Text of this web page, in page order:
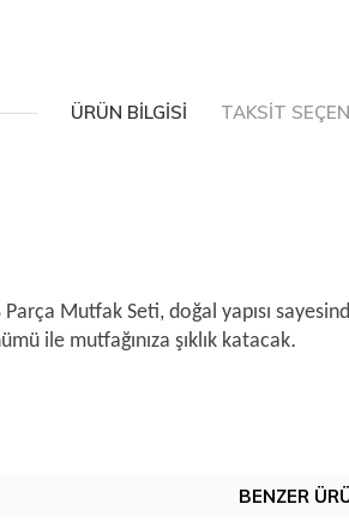
ÜRÜN BILGISI TAKSIT
Mutfak Seti, doğal yapısı
ile mutfağınıza şıklık katacak.
BENZER